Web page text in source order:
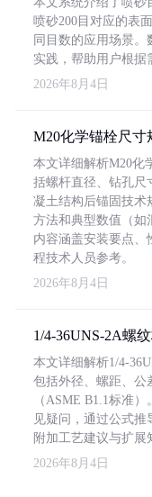
喷砂200目对应的表
同目数的应用场景。
实践，帮助用户根据
2026年8月4日
M20化学锚栓尺
本文详细解析M20化
括螺杆直径、钻孔尺
凝土结构后锚固技术
方法和典型数值（如
内容涵盖安装要点、
程技术人员参考。
2026年8月4日
1/4-36UNS-2A螺
本文详细解析1/4-
包括外径、螺距、公
（ASME B1.1标准
见疑问，通过公式
附加工艺建议与扩展
2026年8月4日